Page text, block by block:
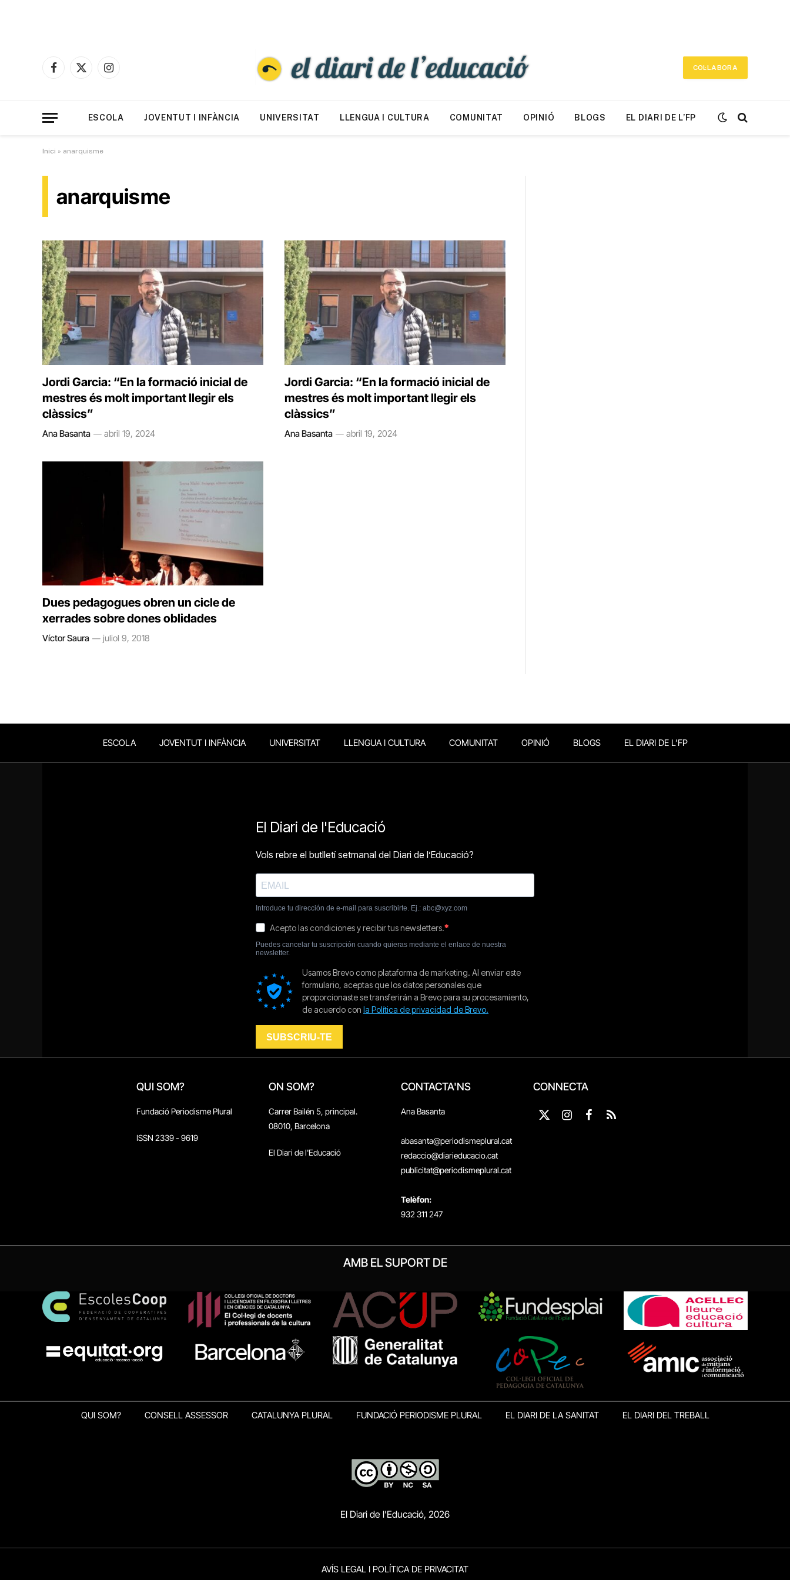
Facebook
X
Instagram
COL·LABORA
ESCOLA JOVENTUT I INFÀNCIA UNIVERSITAT LLENGUA I CULTURA COMUNITAT OPINIÓ BLOGS EL DIARI DE L’FP
Inici » anarquisme
anarquisme
Jordi Garcia: “En la formació inicial de
mestres és molt important llegir els
clàssics”
Ana Basanta abril 19, 2024
Jordi Garcia: “En la formació inicial de
mestres és molt important llegir els
clàssics”
Ana Basanta abril 19, 2024
Dues pedagogues obren un cicle de
xerrades sobre dones oblidades
Víctor Saura juliol 9, 2018
ESCOLA JOVENTUT I INFÀNCIA UNIVERSITAT LLENGUA I CULTURA COMUNITAT OPINIÓ BLOGS EL DIARI DE L’FP
QUI SOM?
Fundació Periodisme Plural
ISSN 2339 - 9619
ON SOM?
Carrer Bailén 5, principal.
08010, Barcelona
El Diari de l'Educació
CONTACTA'NS
Ana Basanta
abasanta@periodismeplural.cat
redaccio@diarieducacio.cat
publicitat@periodismeplural.cat
Telèfon:
932 311 247
CONNECTA
X
Instagram
Facebook
RSS
AMB EL SUPORT DE
QUI SOM? CONSELL ASSESSOR CATALUNYA PLURAL FUNDACIÓ PERIODISME PLURAL EL DIARI DE LA SANITAT EL DIARI DEL TREBALL
El Diari de l’Educació, 2026
AVÍS LEGAL I POLÍTICA DE PRIVACITAT